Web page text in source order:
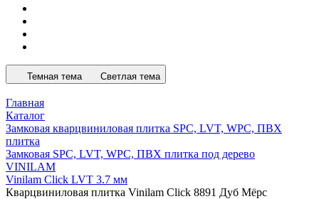
Темная тема Светлая тема
Главная
Каталог
Замковая кварцвиниловая плитка SPC, LVT, WPC, ПВХ
плитка
Замковая SPC, LVT, WPC, ПВХ плитка под дерево
VINILAM
Vinilam Click LVT 3.7 мм
Кварцвиниловая плитка Vinilam Click 8891 Дуб Мёрс